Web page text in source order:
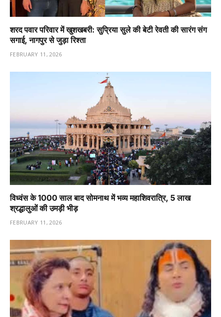
शरद पवार परिवार में खुशखबरी: सुप्रिया सुले की बेटी रेवती की सारंग संग
सगाई, नागपुर से जुड़ा रिश्ता
FEBRUARY 11, 2026
विध्वंस के 1000 साल बाद सोमनाथ में भव्य महाशिवरात्रि, 5 लाख
श्रद्धालुओं की उमड़ी भीड़
FEBRUARY 11, 2026